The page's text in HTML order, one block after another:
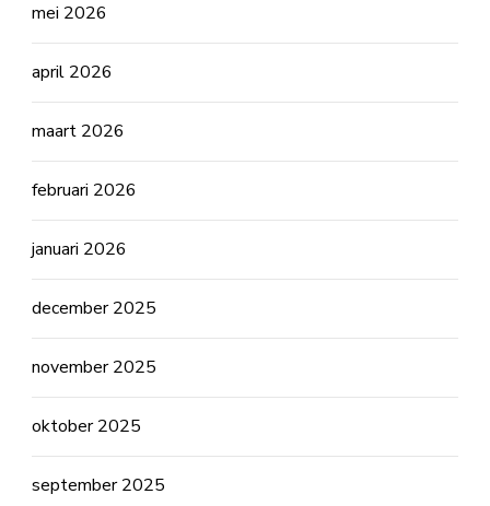
mei 2026
april 2026
maart 2026
februari 2026
januari 2026
december 2025
november 2025
oktober 2025
september 2025